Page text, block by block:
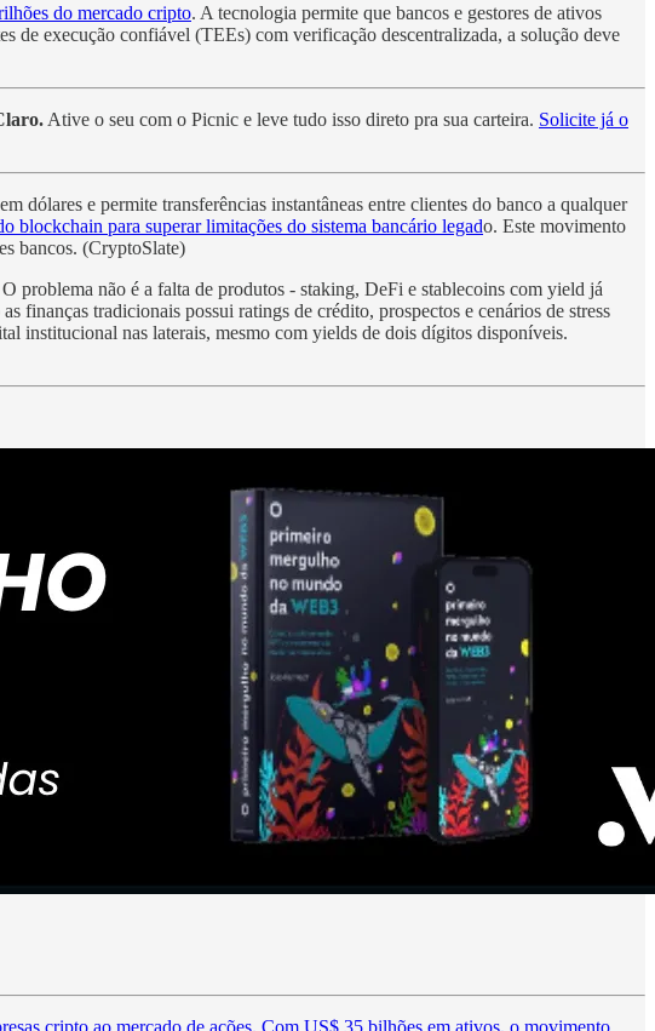
do mercado cripto. A tecnologia permite que bancos e gestores de ativos
de execução confiável (TEEs) com verificação descentralizada, a solução deve
Ative o seu com o Picnic e leve tudo isso direto pra sua carteira. Solicite já o
dólares e permite transferências instantâneas entre clientes do banco a qualquer
blockchain para superar limitações do sistema bancário legado. Este movimento
bancos. (CryptoSlate)
O problema não é a falta de produtos - staking, DeFi e stablecoins com yield já
finanças tradicionais possui ratings de crédito, prospectos e cenários de stress
institucional nas laterais, mesmo com yields de dois dígitos disponíveis.
cripto ao mercado de ações. Com US$ 35 bilhões em ativos, o movimento